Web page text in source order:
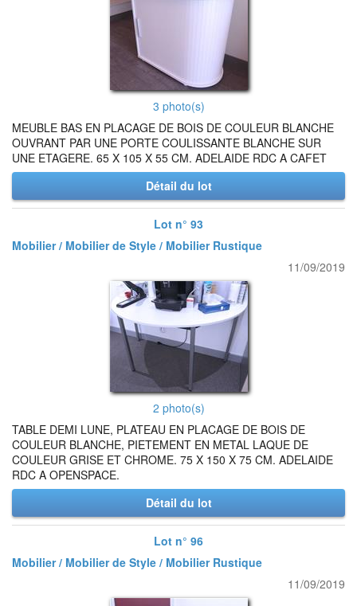
3 photo(s)
MEUBLE BAS EN PLACAGE DE BOIS DE COULEUR BLANCHE
OUVRANT PAR UNE PORTE COULISSANTE BLANCHE SUR
UNE ETAGERE. 65 X 105 X 55 CM. ADELAIDE RDC A CAFET
Détail du lot
Lot n° 93
Mobilier / Mobilier de Style / Mobilier Rustique
11/09/2019
2 photo(s)
TABLE DEMI LUNE, PLATEAU EN PLACAGE DE BOIS DE
COULEUR BLANCHE, PIETEMENT EN METAL LAQUE DE
COULEUR GRISE ET CHROME. 75 X 150 X 75 CM. ADELAIDE
RDC A OPENSPACE.
Détail du lot
Lot n° 96
Mobilier / Mobilier de Style / Mobilier Rustique
11/09/2019